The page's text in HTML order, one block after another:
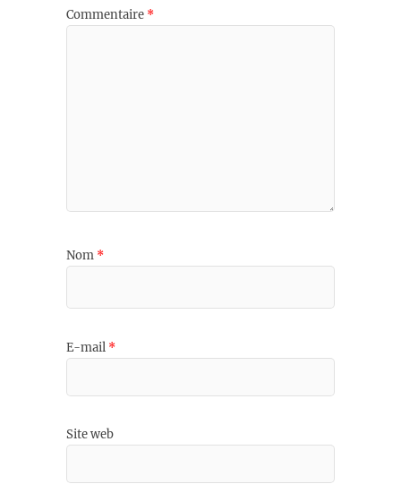
Commentaire *
Nom *
E-mail *
Site web